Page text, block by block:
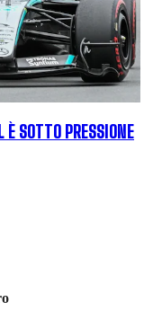
SOTTO PRESSIONE